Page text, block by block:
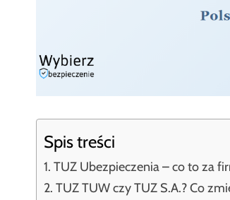
Spis treści
TUZ Ubezpieczenia – co to za
TUZ TUW czy TUZ S.A.? Co